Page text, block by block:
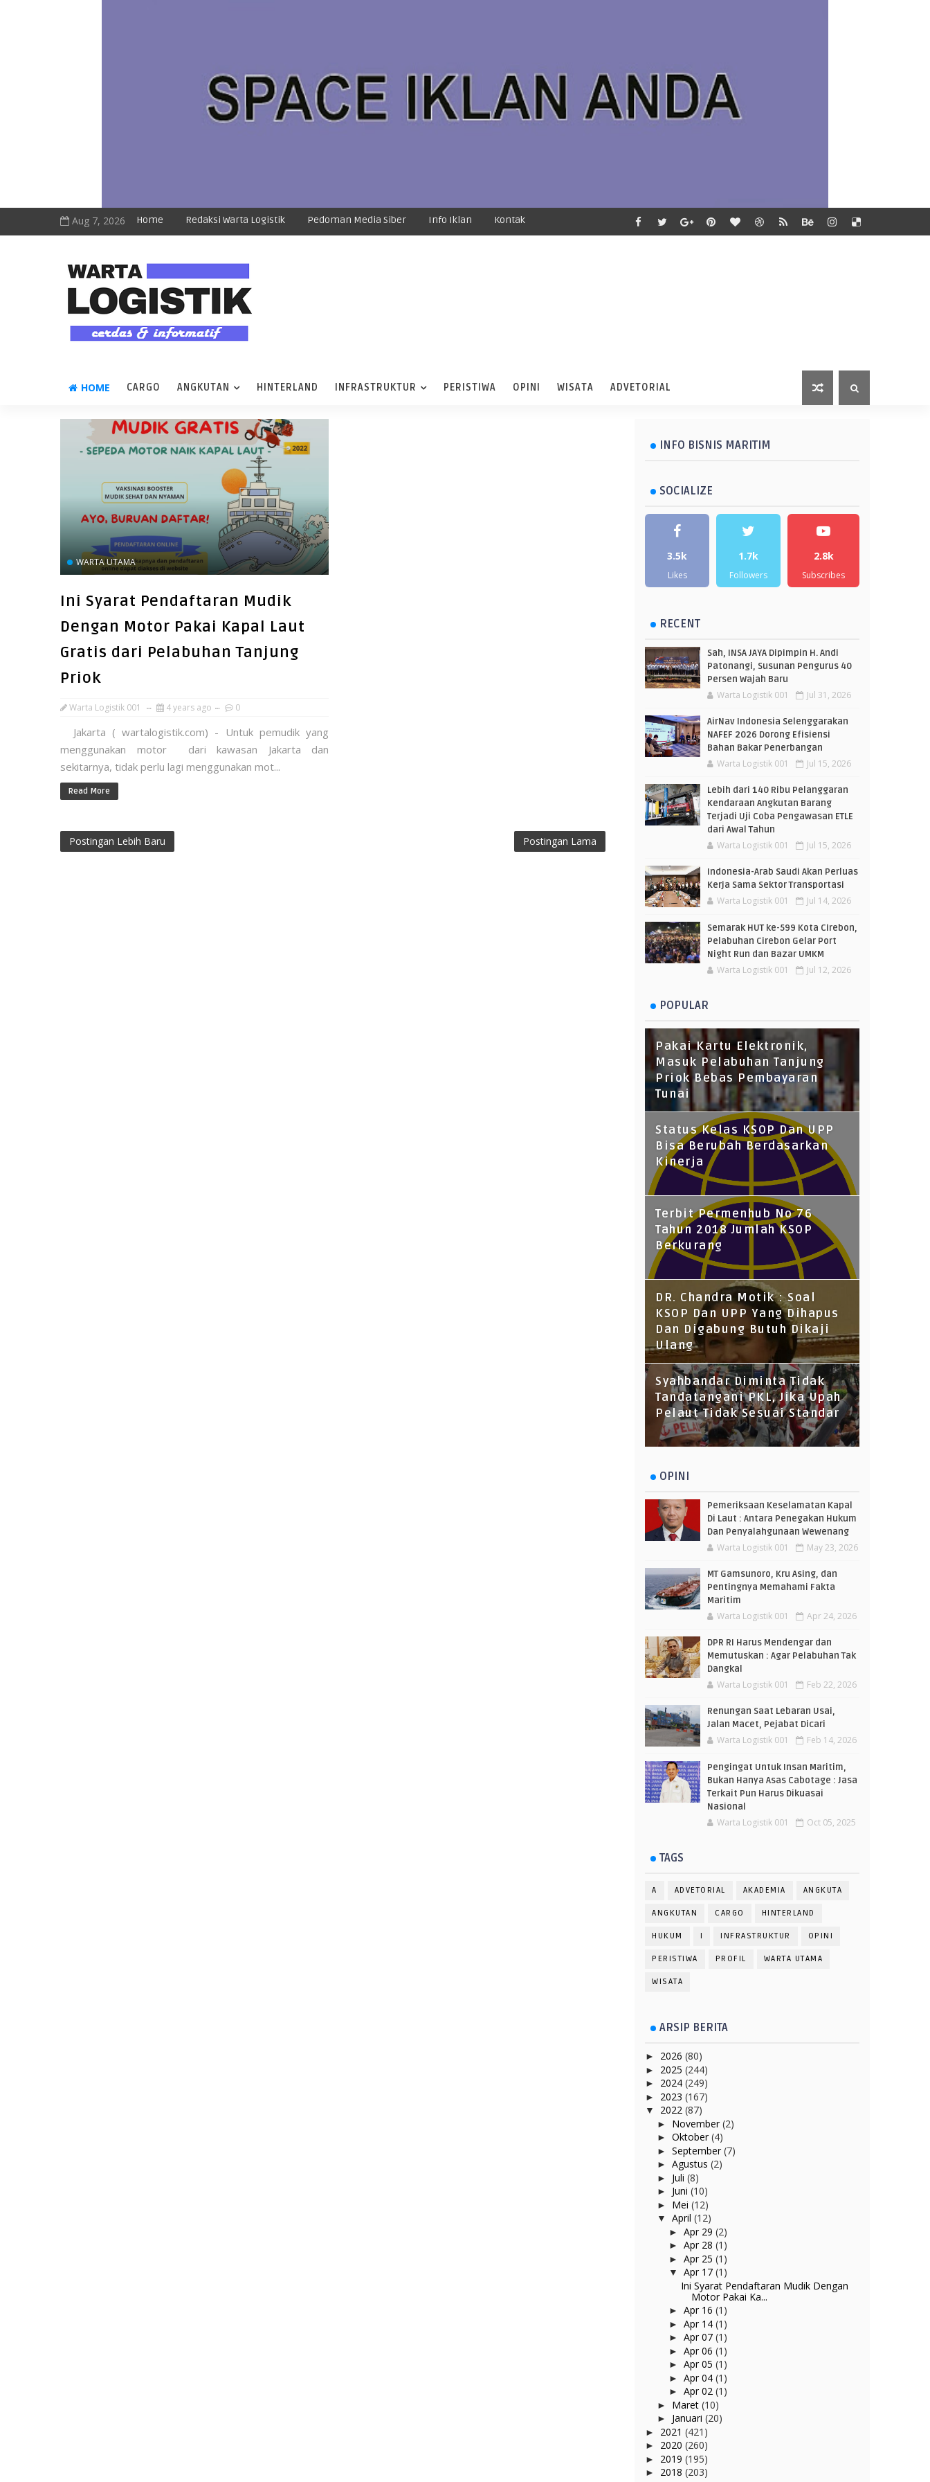
Aug 7, 2026 Home Redaksi Warta Logistik Pedoman Media Siber Info Iklan Kontak
HOME CARGO ANGKUTAN HINTERLAND INFRASTRUKTUR PERISTIWA OPINI WISATA ADVETORIAL
WARTA UTAMA
Ini Syarat Pendaftaran Mudik
Dengan Motor Pakai Kapal Laut
Gratis dari Pelabuhan Tanjung
Priok
Warta Logistik 001 4 years ago 0
Jakarta ( wartalogistik.com) - Untuk pemudik yang
menggunakan motor dari kawasan Jakarta dan
sekitarnya, tidak perlu lagi menggunakan mot...
Read More
Postingan Lebih Baru Postingan Lama
INFO BISNIS MARITIM
SOCIALIZE
3.5k
Likes
1.7k
Followers
2.8k
Subscribes
RECENT
Sah, INSA JAYA Dipimpin H. Andi
Patonangi, Susunan Pengurus 40
Persen Wajah Baru
Warta Logistik 001 Jul 31, 2026
AirNav Indonesia Selenggarakan
NAFEF 2026 Dorong Efisiensi
Bahan Bakar Penerbangan
Warta Logistik 001 Jul 15, 2026
Lebih dari 140 Ribu Pelanggaran
Kendaraan Angkutan Barang
Terjadi Uji Coba Pengawasan ETLE
dari Awal Tahun
Warta Logistik 001 Jul 15, 2026
Indonesia-Arab Saudi Akan Perluas
Kerja Sama Sektor Transportasi
Warta Logistik 001 Jul 14, 2026
Semarak HUT ke-599 Kota Cirebon,
Pelabuhan Cirebon Gelar Port
Night Run dan Bazar UMKM
Warta Logistik 001 Jul 12, 2026
POPULAR
Pakai Kartu Elektronik,
Masuk Pelabuhan Tanjung
Priok Bebas Pembayaran
Tunai
Status Kelas KSOP Dan UPP
Bisa Berubah Berdasarkan
Kinerja
Terbit Permenhub No 76
Tahun 2018 Jumlah KSOP
Berkurang
DR. Chandra Motik : Soal
KSOP Dan UPP Yang Dihapus
Dan Digabung Butuh Dikaji
Ulang
Syahbandar Diminta Tidak
Tandatangani PKL, Jika Upah
Pelaut Tidak Sesuai Standar
OPINI
Pemeriksaan Keselamatan Kapal
Di Laut : Antara Penegakan Hukum
Dan Penyalahgunaan Wewenang
Warta Logistik 001 May 23, 2026
MT Gamsunoro, Kru Asing, dan
Pentingnya Memahami Fakta
Maritim
Warta Logistik 001 Apr 24, 2026
DPR RI Harus Mendengar dan
Memutuskan : Agar Pelabuhan Tak
Dangkal
Warta Logistik 001 Feb 22, 2026
Renungan Saat Lebaran Usai,
Jalan Macet, Pejabat Dicari
Warta Logistik 001 Feb 14, 2026
Pengingat Untuk Insan Maritim,
Bukan Hanya Asas Cabotage : Jasa
Terkait Pun Harus Dikuasai
Nasional
Warta Logistik 001 Oct 05, 2025
TAGS
A ADVETORIAL AKADEMIA ANGKUTA
ANGKUTAN CARGO HINTERLAND
HUKUM I INFRASTRUKTUR OPINI
PERISTIWA PROFIL WARTA UTAMA
WISATA
ARSIP BERITA
► 2026 (80)
► 2025 (244)
► 2024 (249)
► 2023 (167)
▼ 2022 (87)
► November(2)
► Oktober(4)
► September(7)
► Agustus (2)
► Juli (8)
► Juni (10)
► Mei (12)
▼ April (12)
► Apr 29 (2)
► Apr 28 (1)
► Apr 25 (1)
▼ Apr 17 (1)
Ini Syarat Pendaftaran Mudik Dengan
Motor Pakai Ka...
► Apr 16 (1)
► Apr 14 (1)
► Apr 07 (1)
► Apr 06 (1)
► Apr 05 (1)
► Apr 04 (1)
► Apr 02 (1)
► Maret (10)
► Januari (20)
► 2021 (421)
► 2020 (260)
► 2019 (195)
► 2018 (203)